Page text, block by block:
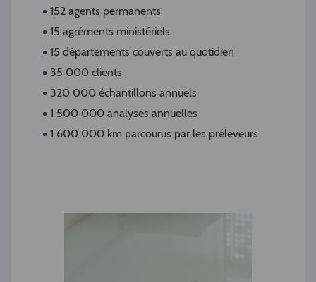
152 agents permanents
15 agréments ministériels
15 départements couverts au quotidien
35 000 clients
320 000 échantillons annuels
1 500 000 analyses annuelles
1 600 000 km parcourus par les préleveurs